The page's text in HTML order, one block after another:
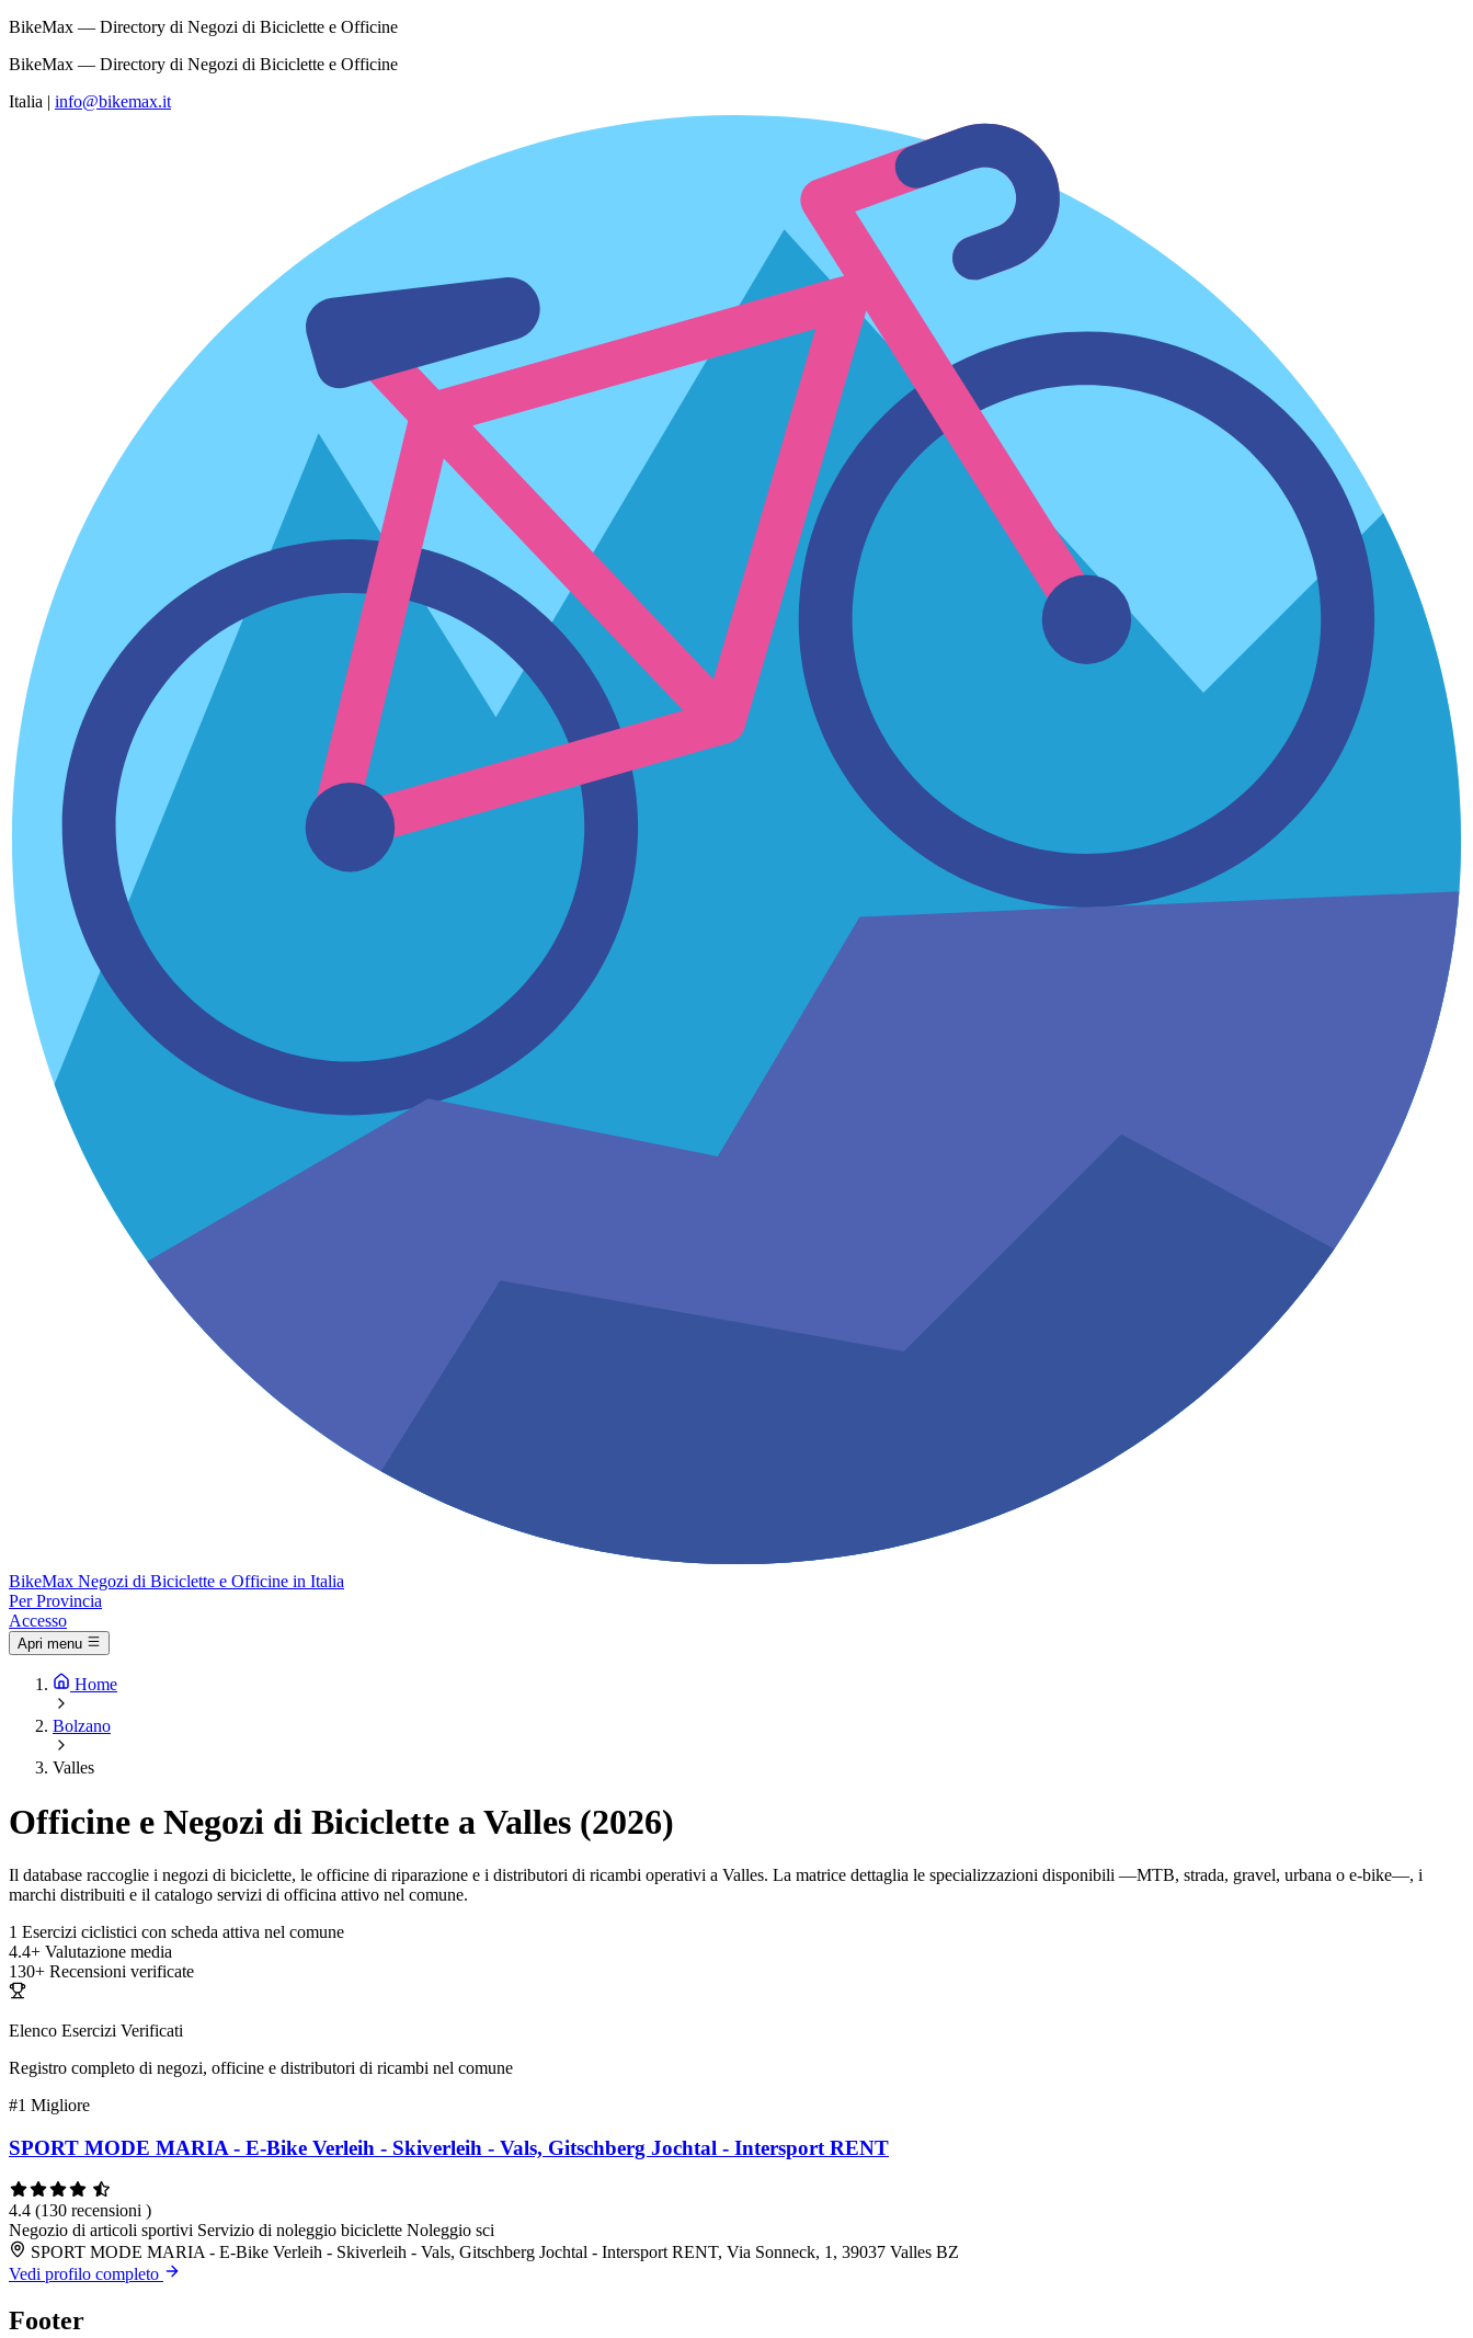
BikeMax — Directory di Negozi di Biciclette e Officine
BikeMax — Directory di Negozi di Biciclette e Officine
Italia | info@bikemax.it
BikeMax Negozi di Biciclette e Officine in Italia
Per Provincia
Accesso
Apri menu
Home
Bolzano
Valles
Officine e Negozi di Biciclette a Valles (2026)
Il database raccoglie i negozi di biciclette, le officine di riparazione e i distributori di ricambi operativi a Valles. La matrice dettaglia le specializzazioni disponibili —MTB, strada, gravel, urbana o e-bike—, i
marchi distribuiti e il catalogo servizi di officina attivo nel comune.
1 Esercizi ciclistici con scheda attiva nel comune
4.4+ Valutazione media
130+ Recensioni verificate
Elenco Esercizi Verificati
Registro completo di negozi, officine e distributori di ricambi nel comune
#1 Migliore
SPORT MODE MARIA - E-Bike Verleih - Skiverleih - Vals, Gitschberg Jochtal - Intersport RENT
4.4 (130 recensioni )
Negozio di articoli sportivi Servizio di noleggio biciclette Noleggio sci
SPORT MODE MARIA - E-Bike Verleih - Skiverleih - Vals, Gitschberg Jochtal - Intersport RENT, Via Sonneck, 1, 39037 Valles BZ
Vedi profilo completo
Footer